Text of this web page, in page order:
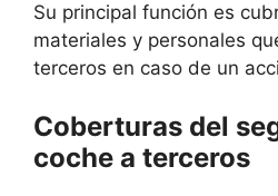
Su principal función es
materiales y personales
terceros en caso de un
Coberturas del
coche a terceros